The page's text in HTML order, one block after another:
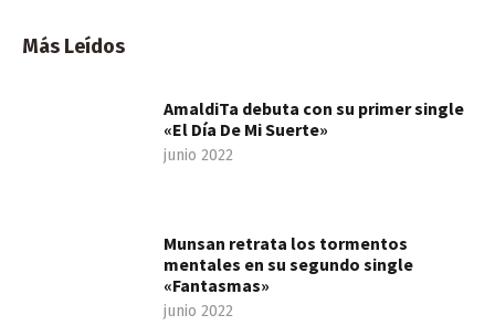
Más Leídos
AmaldiTa debuta con su primer single
«El Día De Mi Suerte»
junio 2022
Munsan retrata los tormentos
mentales en su segundo single
«Fantasmas»
junio 2022